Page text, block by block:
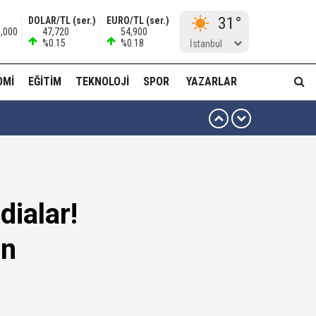
DOLAR/TL (ser.)
47,720
%0.15
EURO/TL (ser.)
54,900
%0.18
31°
İstanbul
EĞITIM TEKNOLOJI SPOR YAZARLAR
oradan alırım…'
edilmeye razıyım'